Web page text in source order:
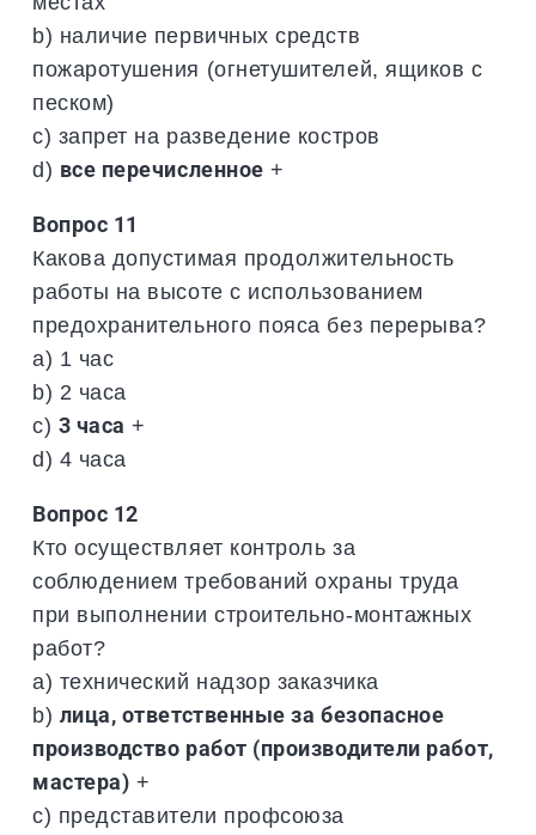
b) наличие первичных средств
пожаротушения (огнетушителей, ящиков с
песком)
c) запрет на разведение костров
d) все перечисленное +
Вопрос 11
Какова допустимая продолжительность
работы на высоте с использованием
предохранительного пояса без перерыва?
a) 1 час
b) 2 часа
c) 3 часа +
d) 4 часа
Вопрос 12
Кто осуществляет контроль за
соблюдением требований охраны труда
при выполнении строительно-монтажных
работ?
a) технический надзор заказчика
b) лица, ответственные за безопасное
производство работ (производители работ,
мастера) +
c) представители профсоюза